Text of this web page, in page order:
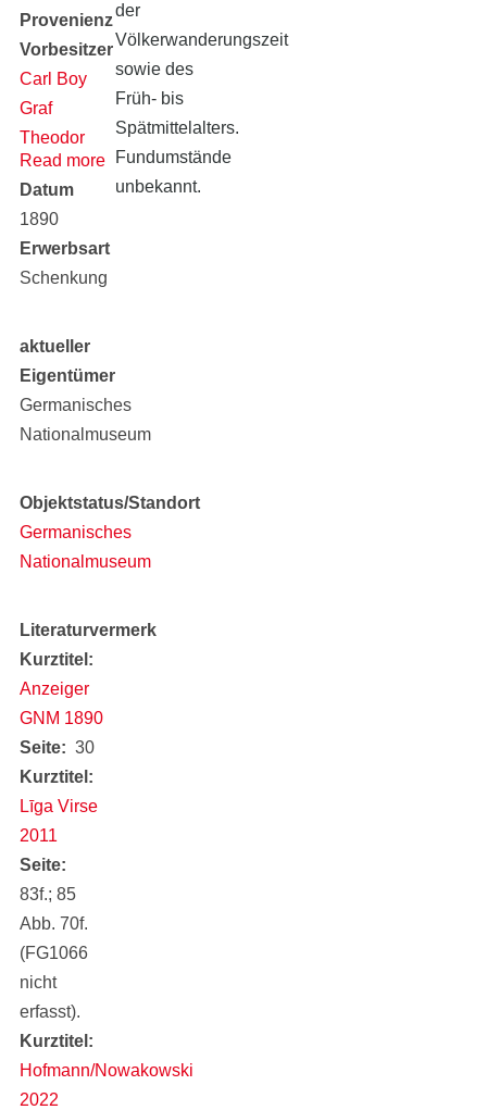
Provenienz
Vorbesitzer
Carl Boy
Graf
Theodor
von
Keyserlingk
Read more
Datum
1890
Erwerbsart
Schenkung
aktueller
Eigentümer
Germanisches
Nationalmuseum
Objektstatus/Standort
Germanisches
Nationalmuseum
Literaturvermerk
Kurztitel
Anzeiger
GNM 1890
Seite
30
Kurztitel
Līga Virse
2011
Seite
83f.; 85
Abb. 70f.
(FG1066
nicht
erfasst).
Kurztitel
Hofmann/Nowakowski
2022
der
Völkerwanderungszeit
sowie des
Früh- bis
Spätmittelalters.
Fundumstände
unbekannt.